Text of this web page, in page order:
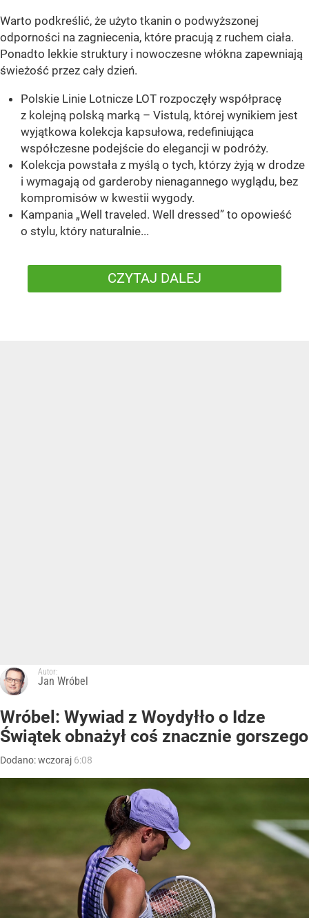
Warto podkreślić, że użyto tkanin o podwyższonej
odporności na zagniecenia, które pracują z ruchem ciała.
Ponadto lekkie struktury i nowoczesne włókna zapewniają
świeżość przez cały dzień.
Polskie Linie Lotnicze LOT rozpoczęły współpracę
z kolejną polską marką – Vistulą, której wynikiem jest
wyjątkowa kolekcja kapsułowa, redefiniująca
współczesne podejście do elegancji w podróży.
Kolekcja powstała z myślą o tych, którzy żyją w drodze
i wymagają od garderoby nienagannego wyglądu, bez
kompromisów w kwestii wygody.
Kampania „Well traveled. Well dressed” to opowieść
o stylu, który naturalnie...
CZYTAJ DALEJ
Autor:
Jan Wróbel
Wróbel: Wywiad z Woydyłło o Idze
Świątek obnażył coś znacznie gorszego
Dodano:wczoraj 6:08